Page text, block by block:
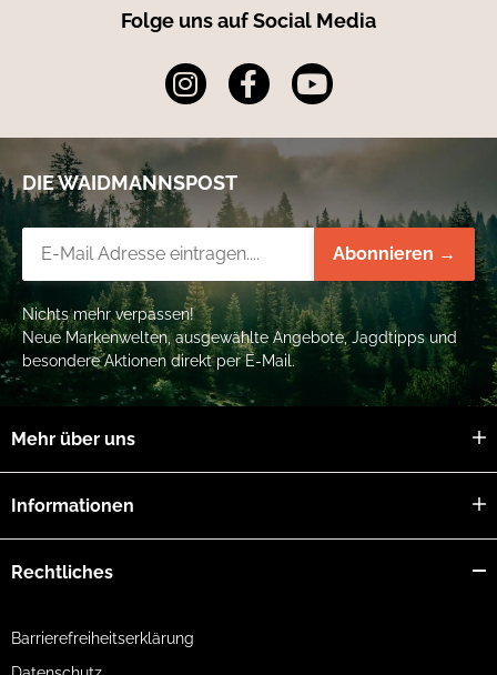
Folge uns auf Social Media
DIE WAIDMANNSPOST
Abonnieren →
Nichts mehr verpassen!
Neue Markenwelten, ausgewählte Angebote, Jagdtipps und
besondere Aktionen direkt per E-Mail.
Mehr über uns
Informationen
Rechtliches
Barrierefreiheitserklärung